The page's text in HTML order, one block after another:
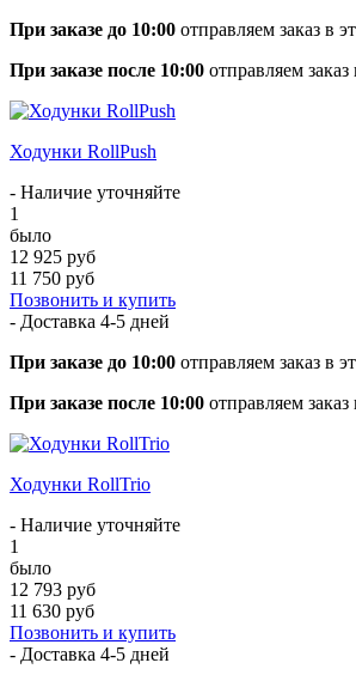
При заказе до 10:00 отправляем заказ в
При заказе после 10:00 отправляем
Ходунки RollPush
- Наличие уточняйте
1
было
12 925 руб
11 750 руб
Позвонить и купить
- Доставка 4-5 дней
При заказе до 10:00 отправляем заказ в
При заказе после 10:00 отправляем
Ходунки RollTrio
- Наличие уточняйте
1
было
12 793 руб
11 630 руб
Позвонить и купить
- Доставка 4-5 дней